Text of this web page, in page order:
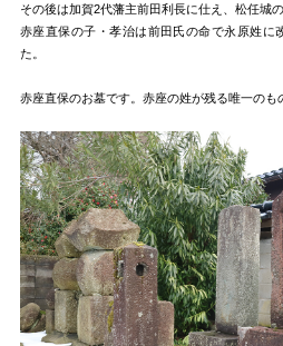
その後は加賀2代藩主前田利長に仕え、松任城
赤座直保の子・孝治は前田氏の命で永原姓に
た。
赤座直保のお墓です。赤座の姓が残る唯一のも